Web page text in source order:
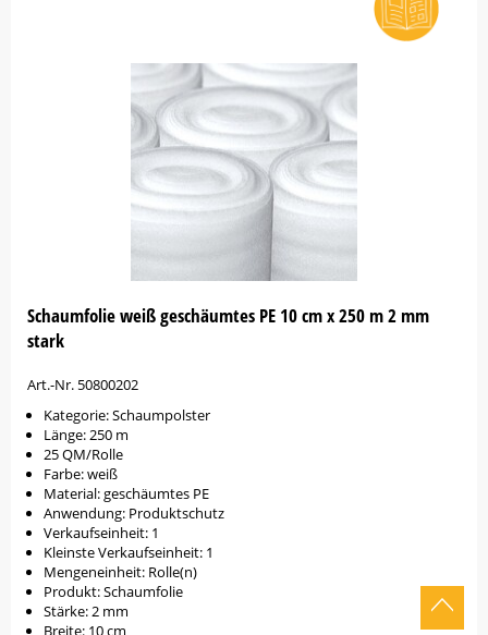
Schaumfolie weiß geschäumtes PE 10 cm x 250 m 2 mm
stark
Art.-Nr. 50800202
Kategorie: Schaumpolster
Länge: 250 m
25 QM/Rolle
Farbe: weiß
Material: geschäumtes PE
Anwendung: Produktschutz
Verkaufseinheit: 1
Kleinste Verkaufseinheit: 1
Mengeneinheit: Rolle(n)
Produkt: Schaumfolie
Stärke: 2 mm
Breite: 10 cm